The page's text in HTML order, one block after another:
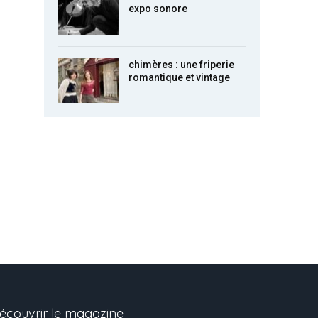
expo sonore
chimères : une friperie
romantique et vintage
le magazine